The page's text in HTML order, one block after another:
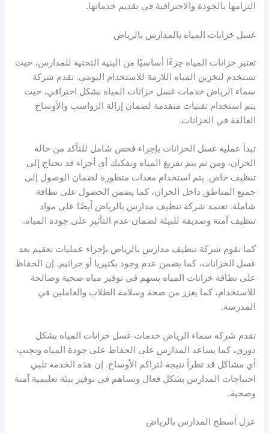
التزامها بالجودة والاحترافية في تقديم خدماتها.
غسل خزانات المياه بالمدارس بالرياض
تعتبر خزانات المياه جزءًا أساسيًا من البنية التحتية للمدارس، حيث
تستخدم لتخزين المياه اللازمة للاستخدام اليومي. تقدم شركة
سماء الرياض خدمات غسل خزانات المياه بشكل احترافي، حيث
يتم استخدام تقنيات متقدمة لضمان إزالة الرواسب والأوساخ
العالقة في الخزانات.
تبدأ عملية غسل الخزانات بإجراء فحص شامل للتأكد من حالة
الخزان، ومن ثم يتم تفريغ المياه وتفكيك أي أجزاء قد تحتاج إلى
تنظيف خاص. يتم استخدام معدات متطورة لضمان الوصول إلى
جميع المناطق داخل الخزان، كما يضمن الحصول على نظافة
شاملة. تعتمد شركة تنظيف مدارس بالرياض أيضًا على مواد
تنظيف آمنة وصديقة للبيئة لضمان عدم التأثير على جودة المياه.
كما تقوم شركة تنظيف مدارس بالرياض بإجراء عمليات تعقيم بعد
غسل الخزانات، كما يضمن عدم وجود بكتيريا أو جراثيم. إن الحفاظ
على نظافة خزانات المياه يسهم في توفير مياه صحية وصالحة
للاستخدام، كما يعزز من صحة وسلامة الطلاب والعاملين في
المدرسة.
تقدم شركة سماء الرياض خدمات غسل خزانات المياه بشكل
دوري، كما يساعد المدارس على الحفاظ على جودة المياه وتجنب
أي مشاكل قد تطرأ نتيجة لتراكم الأوساخ. إن هذه الخدمة تلبي
احتياجات المدارس بشكل فعال وتساهم في توفير بيئة تعليمية آمنة
وصحية.
عزل أسطح المدارس بالرياض